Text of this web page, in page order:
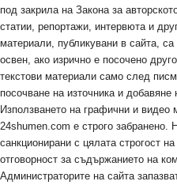
под закрила на Закона за
статии, репортажи, интервюта и
материали, публикувани в сайта,
освен, ако изрично е посочено
текстови материали само след
посочване на източника и
Използването на графични и видео
24shumen.com е строго
санкционирани с цялата строгост
отговорност за съдържанието на
Администраторите на сайта